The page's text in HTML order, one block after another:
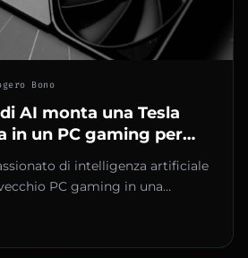
Bono
AI monta una Tesla
in un PC gaming per
32 GB di VRAM per
locali
di intelligenza artificiale
PC gaming in una